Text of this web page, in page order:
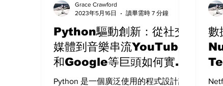
Python驅動創新：從社交
媒體到音樂串流YouTube
和Google等巨頭如何實現
競爭優勢
Python 是一個廣泛使用的程式設計語
Grace Crawford
2023年5月16日
讀畢需時 7 分鐘
數
知